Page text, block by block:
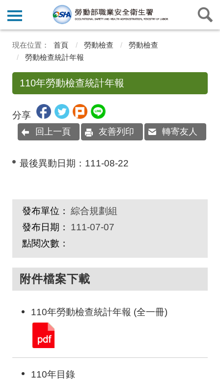
首頁 勞動檢查
勞動檢查
勞動檢查統計年報
110年勞動檢查統計年報
分享
回上一頁 友善列印 轉寄友人
最後異動日期： 111-08-22
發布單位： 綜合規劃組
發布日期：
111-07-07
點閱次數：
附件檔案下載
110年勞動檢查統計年報 (全一冊)
110年目錄